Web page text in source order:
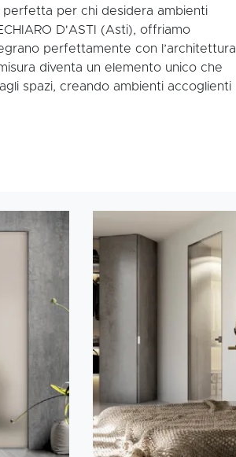
perfetta per chi desidera ambienti
D'ASTI (Asti), offriamo
perfettamente con l’architettura
diventa un elemento unico che
spazi, creando ambienti accoglienti